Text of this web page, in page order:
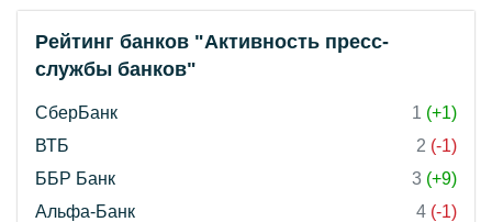
Рейтинг банков "Активность пресс-
службы банков"
СберБанк 1 (+1)
ВТБ
2 (-1)
ББР Банк
3 (+9)
Альфа-Банк
4 (-1)